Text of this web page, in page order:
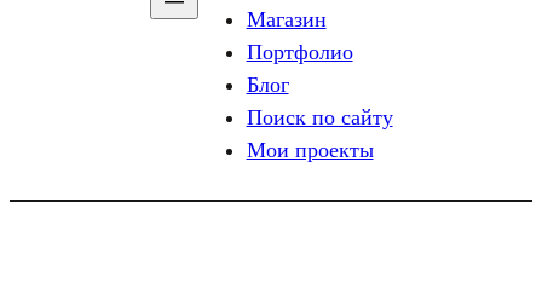
Магазин
Портфолио
Блог
Поиск по сайту
Мои проекты